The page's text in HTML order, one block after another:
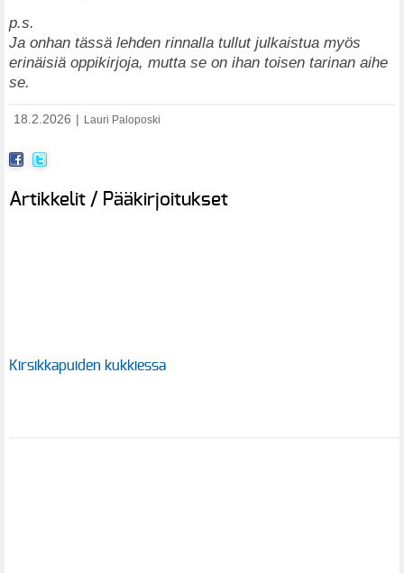
p.s.
Ja onhan tässä lehden rinnalla tullut julkaistua myös
erinäisiä oppikirjoja, mutta se on ihan toisen tarinan aihe
se.
18.2.2026 Lauri Paloposki
Artikkelit / Pääkirjoitukset
Kirsikkapuiden kukkiessa